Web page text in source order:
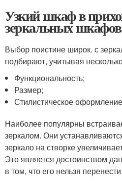
Узкий шкаф в
зеркальных шкафов
Выбор поистине широк. с
подбирают, учитывая
Функциональность;
Размер;
Стилистическое
Наиболее популярны
зеркалом. Они
зеркало на створке
Это является достоинством
в том, что его нельзя перенести.